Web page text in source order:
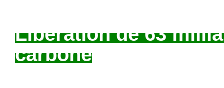
Libération de 63
carbone